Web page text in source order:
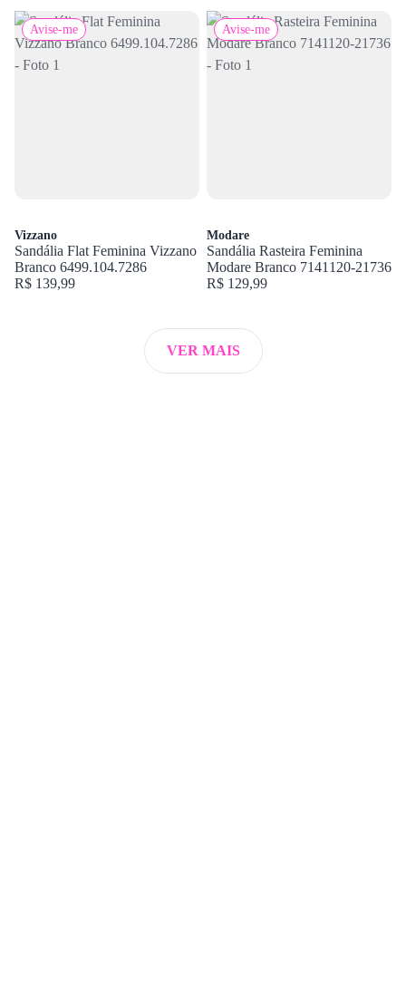
Avise-me
Vizzano
Sandália Flat Feminina Vizzano
Branco 6499.104.7286
R$ 139,99
Avise-me
Modare
Sandália Rasteira Feminina
Modare Branco 7141120-21736
R$ 129,99
VER MAIS